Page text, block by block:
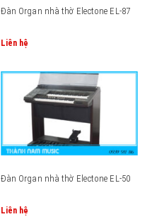
Đàn Organ nhà thờ Electone EL-87
Liên hệ
Đàn Organ nhà thờ Electone EL-50
Liên hệ